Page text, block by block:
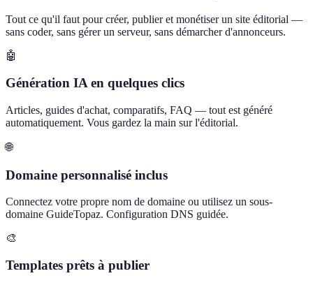
Tout ce qu'il faut pour créer, publier et monétiser un site éditorial —
sans coder, sans gérer un serveur, sans démarcher d'annonceurs.
🤖
Génération IA en quelques clics
Articles, guides d'achat, comparatifs, FAQ — tout est généré
automatiquement. Vous gardez la main sur l'éditorial.
🌐
Domaine personnalisé inclus
Connectez votre propre nom de domaine ou utilisez un sous-
domaine GuideTopaz. Configuration DNS guidée.
🎨
Templates prêts à publier